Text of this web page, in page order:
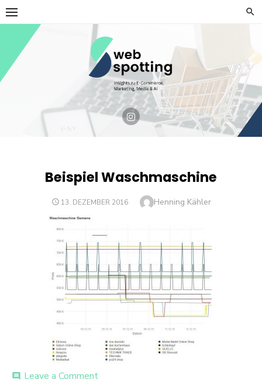
Skip
to
content
Beispiel Waschmaschine
POSTED
13. DEZEMBER 2016 Author
Henning Kähler
comment Leave a Commenton